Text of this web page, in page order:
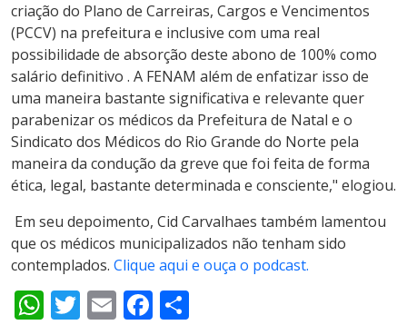
criação do Plano de Carreiras, Cargos e Vencimentos
(PCCV) na prefeitura e inclusive com uma real
possibilidade de absorção deste abono de 100% como
salário definitivo . A FENAM além de enfatizar isso de
uma maneira bastante significativa e relevante quer
parabenizar os médicos da Prefeitura de Natal e o
Sindicato dos Médicos do Rio Grande do Norte pela
maneira da condução da greve que foi feita de forma
ética, legal, bastante determinada e consciente," elogiou.
Em seu depoimento, Cid Carvalhaes também lamentou
que os médicos municipalizados não tenham sido
contemplados. Clique aqui e ouça o podcast.
WhatsApp
Twitter
EmailFacebook